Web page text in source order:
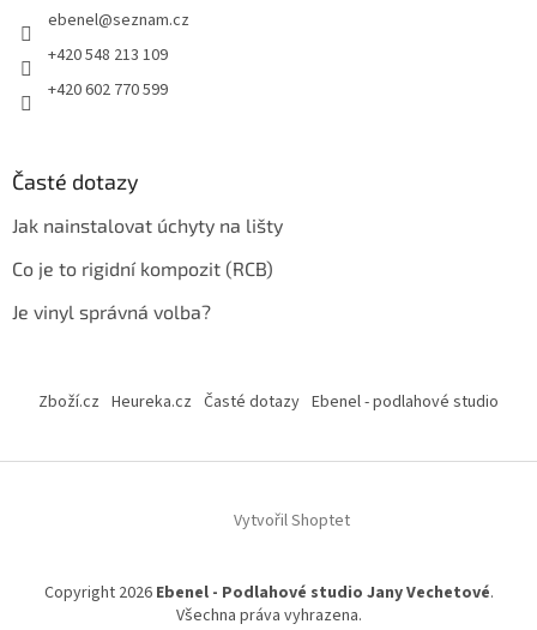
ebenel@seznam.cz
+420 548 213 109
+420 602 770 599
Časté dotazy
Jak nainstalovat úchyty na lišty
Co je to rigidní kompozit (RCB)
Je vinyl správná volba?
Zboží.cz Heureka.cz Časté dotazy Ebenel - podlahové studio
Vytvořil Shoptet
Copyright 2026 Ebenel - Podlahové studio Jany Vechetové.
Všechna práva vyhrazena.